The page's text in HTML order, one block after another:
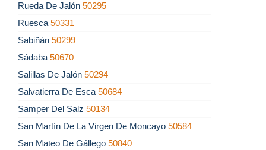
Rueda De Jalón 50295
Ruesca 50331
Sabiñán 50299
Sádaba 50670
Salillas De Jalón 50294
Salvatierra De Esca 50684
Samper Del Salz 50134
San Martín De La Virgen De Moncayo 50584
San Mateo De Gállego 50840